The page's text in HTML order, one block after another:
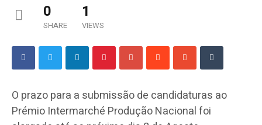
0
SHARE
1
VIEWS
O prazo para a submissão de candidaturas ao
Prémio Intermarché Produção Nacional foi